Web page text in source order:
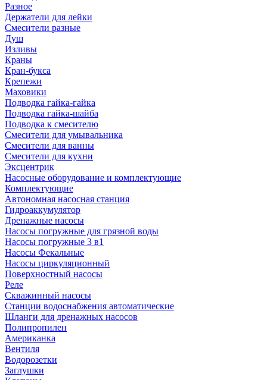
Разное
Держатели для лейки
Смесители разные
Душ
Изливы
Краны
Кран-букса
Крепежи
Маховики
Подводка гайка-гайка
Подводка гайка-шайба
Подводка к смесителю
Смесители для умывальника
Смесители для ванны
Смесители для кухни
Эксцентрик
Насосные оборудование и комплектующие
Комплектующие
Автономная насосная станция
Гидроаккумулятор
Дренажные насосы
Насосы погружные для грязной воды
Насосы погружные 3 в1
Насосы Фекальные
Насосы циркуляционный
Поверхностный насосы
Реле
Скважинный насосы
Станции водоснабжения автоматические
Шланги для дренажных насосов
Полипропилен
Американка
Вентиля
Водорозетки
Заглушки